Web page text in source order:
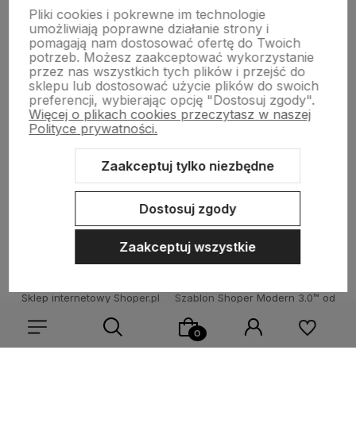
Drewniane dekoracje
Kolorowe skarpetki
Informacje
Sklep internetowy Shoper.pl Szablon Shoper Modern 3.0™ od
Pliki cookies i pokrewne im technologie
umożliwiają poprawne działanie strony i
pomagają nam dostosować ofertę do Twoich
potrzeb. Możesz zaakceptować wykorzystanie
przez nas wszystkich tych plików i przejść do
sklepu lub dostosować użycie plików do swoich
preferencji, wybierając opcję "Dostosuj zgody".
Więcej o plikach cookies przeczytasz w naszej
Polityce prywatności.
Zaakceptuj tylko niezbędne
Dostosuj zgody
Zaakceptuj wszystkie